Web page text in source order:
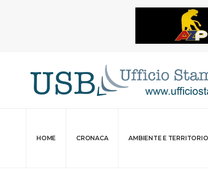
HOME CRONACA AMBIENTE E TERRITORIO